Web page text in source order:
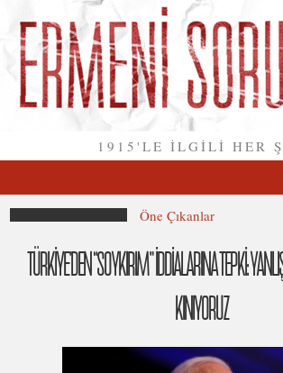
1915'LE İLGİLİ HER
Öne Çıkanlar
TÜRKİYE’DEN “SOYKIRIM” İDDİALARINA TEPKİ:
KINIYORUZ